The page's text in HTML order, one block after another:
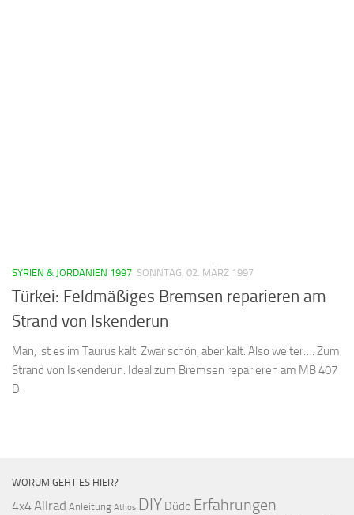
SYRIEN & JORDANIEN 1997 SONNTAG, 02. MÄRZ 1997
Türkei: Feldmäßiges Bremsen reparieren am
Strand von Iskenderun
Man, ist es im Taurus kalt. Zwar schön, aber kalt. Also weiter…. Zum
Strand von Iskenderun. Ideal zum Bremsen reparieren am MB 407
D.
WORUM GEHT ES HIER?
4x4 Allrad Anleitung Athos DIY Düdo Erfahrungen